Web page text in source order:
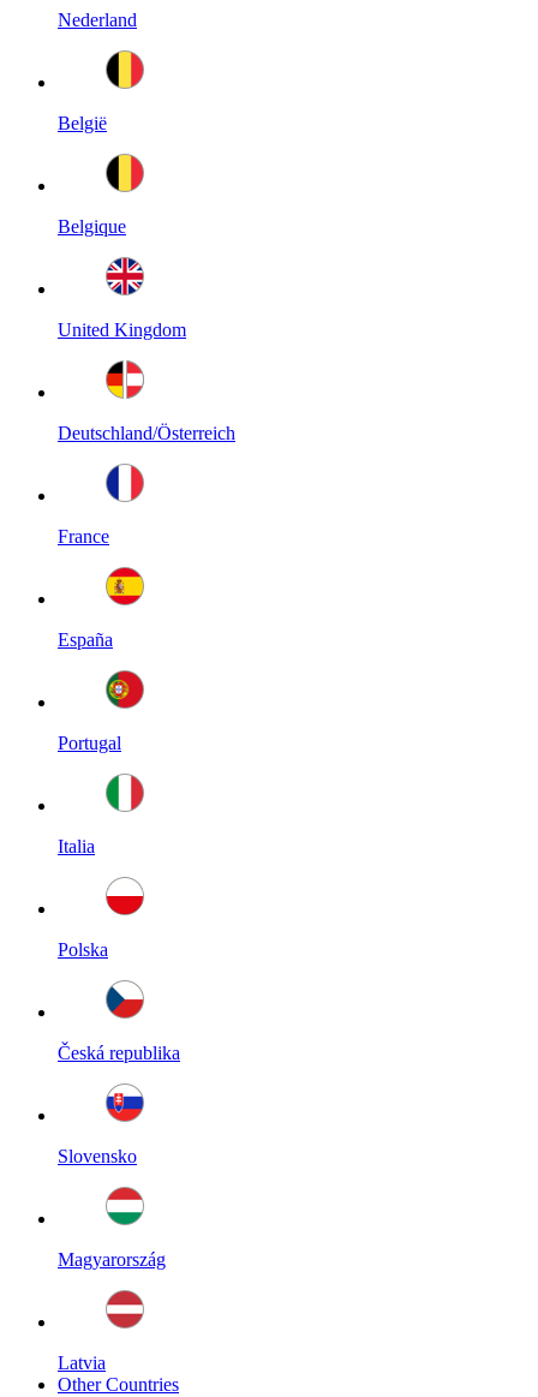
Nederland
België
Belgique
United Kingdom
Deutschland/Österreich
France
España
Portugal
Italia
Polska
Česká republika
Slovensko
Magyarország
Latvia
Other Countries